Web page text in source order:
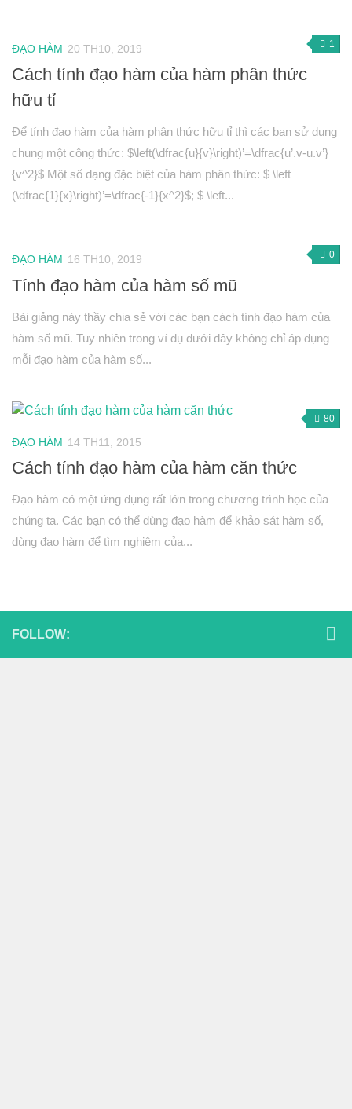
Tích vô hướng của hai véctơ và ứng dụng
PT đường thẳng trong mặt phẳng
Phương pháp tọa độ trong mặt phẳng
Đại số 11
Phương trình lượng giác
Dãy số- CSC – CSN
Giới hạn
Hình học 11
Phép biến hình
Quan hệ vuông góc trong không gian
Đại số 12
Khảo sát hàm số
Hàm số mũ-Logarit
Nguyên hàm-tích phân
Số phức
Mặt nón-mặt trụ-mặt cầu
1
ĐẠO HÀM 20 TH10, 2019
Cách tính đạo hàm của hàm phân thức
hữu tỉ
Để tính đạo hàm của hàm phân thức hữu tỉ thì các bạn sử dụng
chung một công thức: $\left(\dfrac{u}{v}\right)’=\dfrac{u’.v-u.v’}
{v^2}$ Một số dạng đặc biệt của hàm phân thức: $ \left
(\dfrac{1}{x}\right)’=\dfrac{-1}{x^2}$; $ \left...
0
ĐẠO HÀM 16 TH10, 2019
Tính đạo hàm của hàm số mũ
Bài giảng này thầy chia sẻ với các bạn cách tính đạo hàm của
hàm số mũ. Tuy nhiên trong ví dụ dưới đây không chỉ áp dụng
mỗi đạo hàm của hàm số...
80
ĐẠO HÀM 14 TH11, 2015
Cách tính đạo hàm của hàm căn thức
Đạo hàm có một ứng dụng rất lớn trong chương trình học của
chúng ta. Các bạn có thể dùng đạo hàm để khảo sát hàm số,
dùng đạo hàm để tìm nghiệm của...
FOLLOW: